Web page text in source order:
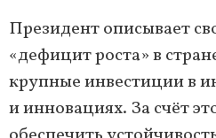
Президент описывает
«дефицит роста» в
крупные инвестиции в
и инновациях. За счёт